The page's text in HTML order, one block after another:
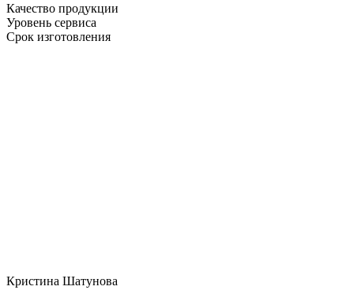
Качество продукции
Уровень сервиса
Срок изготовления
Кристина Шатунова